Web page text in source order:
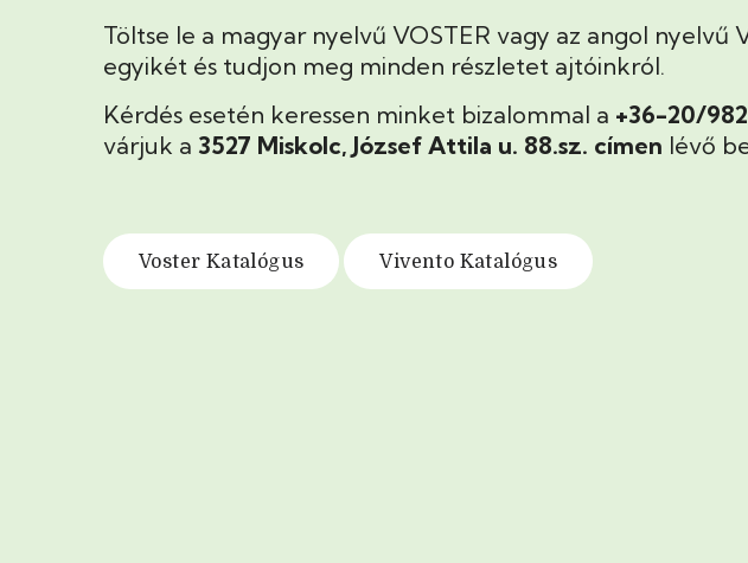
Töltse le a magyar nyelvű VOSTER vagy az angol nyelvű
egyikét és tudjon meg minden részletet ajtóinkról.
Kérdés esetén keressen minket bizalommal a +36-20/
várjuk a 3527 Miskolc, József Attila u. 88.sz. címen lévő
Voster Katalógus Vivento Katalógus